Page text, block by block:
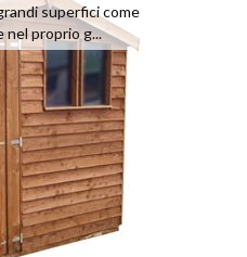
superfici come
nel proprio g...